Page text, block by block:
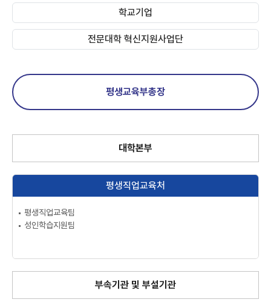
학교기업
전문대학 혁신지원사업단
평생교육부총장
대학본부
평생직업교육처
평생직업교육팀
성인학습지원팀
부속기관 및 부설기관